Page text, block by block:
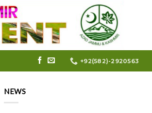
+92(582)-2920563
NEWS